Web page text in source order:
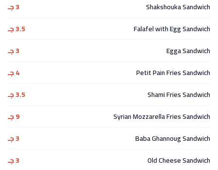
Shakshouka Sandwich
3 جـ
Falafel with Egg Sandwich
3.5 جـ
Egga Sandwich
3 جـ
Petit Pain Fries Sandwich
4 جـ
Shami Fries Sandwich
3.5 جـ
Syrian Mozzarella Fries Sandwich
9 جـ
Baba Ghannoug Sandwich
3 جـ
Old Cheese Sandwich
3 جـ